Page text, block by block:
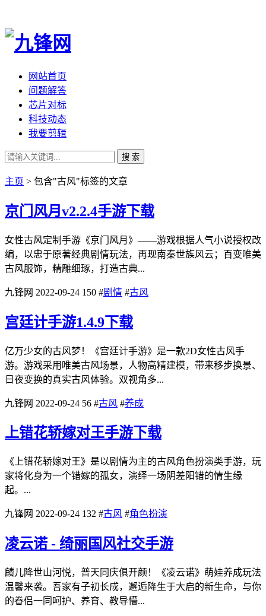
网站首页
问题解答
芯片对标
科技动态
我要剪辑
搜 索
主页 > 包含"古风"标签的文章
京门风月v2.2.4手游下载
女性古风定制手游《京门风月》——游戏根据人气小说授权改
编，以忠于原著经典剧情玩法，再现南秦世族风云；百变唯美
古风服饰，精雕细琢，打造古典...
九锋网 2022-09-24 150 #剧情 #古风
宫廷计手游1.4.9下载
亿万少女的古风梦！《宫廷计手游》是一款2D女性古风手
游。游戏采用唯美古风场景，人物高精建模，带来移步换景、
日夜变换的真实古风体验。双视角多...
九锋网 2022-09-24 56 #古风 #养成
上错花轿嫁对王手游下载
《上错花轿嫁对王》是以剧情为主的古风角色扮演类手游，玩
家将化身为一个错嫁的孤女，演绎一场阴差阳错的情生缘
起。...
九锋网 2022-09-24 132 #古风 #角色扮演
凌云诺 - 绮丽国风社交手游
麟儿降世山河悦，普天同庆俱开颜！《凌云诺》萌娃养成玩法
温馨来袭。吾家有子初长成，邂逅降生于大启的新生命，与你
的眷侣一同呵护、养育、教导懵...